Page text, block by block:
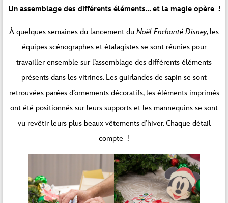
Un assemblage des différents éléments… et la magie opère !
À quelques semaines du lancement du Noël Enchanté Disney, les
équipes scénographes et étalagistes se sont réunies pour
travailler ensemble sur l’assemblage des différents éléments
présents dans les vitrines. Les guirlandes de sapin se sont
retrouvées parées d’ornements décoratifs, les éléments imprimés
ont été positionnés sur leurs supports et les mannequins se sont
vu revêtir leurs plus beaux vêtements d’hiver. Chaque détail
compte !